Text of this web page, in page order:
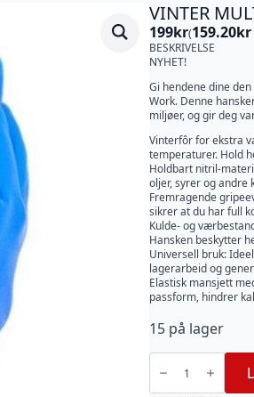
VINTER
199kr(159.20kr
BESKRIVELSE
NYHET!
Gi hendene dine
Work. Denne
miljøer, og gir deg
Vinterfôr for ekstra
temperaturer. Hold
Holdbart nitril-
oljer, syrer og andre
Fremragende
sikrer at du har full
Kulde- og
Hansken beskytter
Universell bruk:
lagerarbeid og
Elastisk mansjett
passform, hindrer
15 på lager
VINTER
WORK
Hanske